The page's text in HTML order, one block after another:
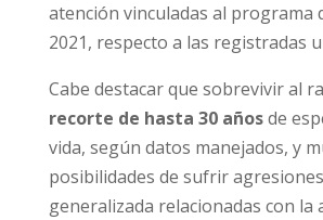
atención vinculadas al programa
2021, respecto a las registradas
Cabe destacar que sobrevivir al
recorte de hasta 30 añosde
vida, según datos manejados, y
posibilidades de sufrir
generalizada relacionadas con la